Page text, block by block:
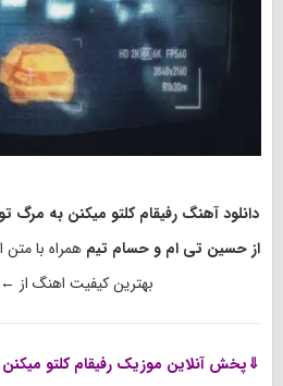
دانلود آهنگ رفیقام کلتو میکنن به مرگ
از حسین تی ام و حسام تیمهمراه با
بهترین کیفیت اهنگ از ←
⇓پخش آنلاین موزیکرفیقام کلتو